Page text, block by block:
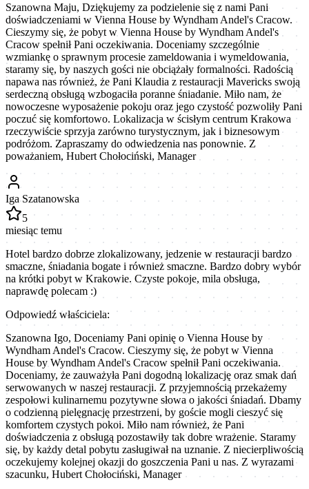
Szanowna Maju, Dziękujemy za podzielenie się z nami Pani
doświadczeniami w Vienna House by Wyndham Andel's Cracow.
Cieszymy się, że pobyt w Vienna House by Wyndham Andel's
Cracow spełnił Pani oczekiwania. Doceniamy szczególnie
wzmiankę o sprawnym procesie zameldowania i wymeldowania,
staramy się, by naszych gości nie obciążały formalności. Radością
napawa nas również, że Pani Klaudia z restauracji Mavericks swoją
serdeczną obsługą wzbogaciła poranne śniadanie. Miło nam, że
nowoczesne wyposażenie pokoju oraz jego czystość pozwoliły Pani
poczuć się komfortowo. Lokalizacja w ścisłym centrum Krakowa
rzeczywiście sprzyja zarówno turystycznym, jak i biznesowym
podróżom. Zapraszamy do odwiedzenia nas ponownie. Z
poważaniem, Hubert Chołociński, Manager
Iga Szatanowska
5
miesiąc temu
Hotel bardzo dobrze zlokalizowany, jedzenie w restauracji bardzo
smaczne, śniadania bogate i również smaczne. Bardzo dobry wybór
na krótki pobyt w Krakowie. Czyste pokoje, mila obsługa,
naprawdę polecam :)
Odpowiedź właściciela:
Szanowna Igo, Doceniamy Pani opinię o Vienna House by
Wyndham Andel's Cracow. Cieszymy się, że pobyt w Vienna
House by Wyndham Andel's Cracow spełnił Pani oczekiwania.
Doceniamy, że zauważyła Pani dogodną lokalizację oraz smak dań
serwowanych w naszej restauracji. Z przyjemnością przekażemy
zespołowi kulinarnemu pozytywne słowa o jakości śniadań. Dbamy
o codzienną pielęgnację przestrzeni, by goście mogli cieszyć się
komfortem czystych pokoi. Miło nam również, że Pani
doświadczenia z obsługą pozostawiły tak dobre wrażenie. Staramy
się, by każdy detal pobytu zasługiwał na uznanie. Z niecierpliwością
oczekujemy kolejnej okazji do goszczenia Pani u nas. Z wyrazami
szacunku, Hubert Chołociński, Manager